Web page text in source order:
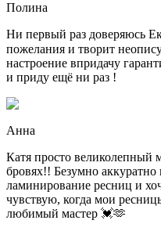
Полина
Ни первый раз доверяюсь
пожелания и творит
настроение впридачу
и приду ещё ни раз !
Анна
Катя просто великолепный
бровях!! Безумно
ламинирование ресниц и
чувствую, когда мои
любимый мастер 💓🫶